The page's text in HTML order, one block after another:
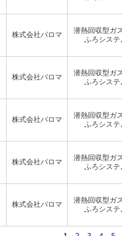
株式会社パロマ
潜熱回収型ガ
ふろシステ
株式会社パロマ
潜熱回収型ガ
ふろシステ
株式会社パロマ
潜熱回収型ガ
ふろシステ
株式会社パロマ
潜熱回収型ガ
ふろシステ
株式会社パロマ
潜熱回収型ガ
ふろシステ